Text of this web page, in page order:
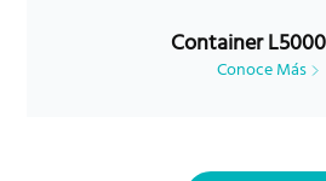
Container
Conoce Más